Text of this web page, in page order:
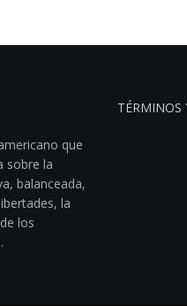
que
sobre la
balanceada,
la
los
TÉRMINOS